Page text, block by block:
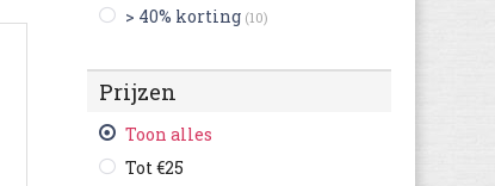
> 40% korting (10)
Prijzen
Toon alles
Tot €25